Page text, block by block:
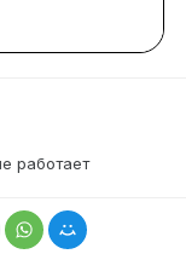
работает